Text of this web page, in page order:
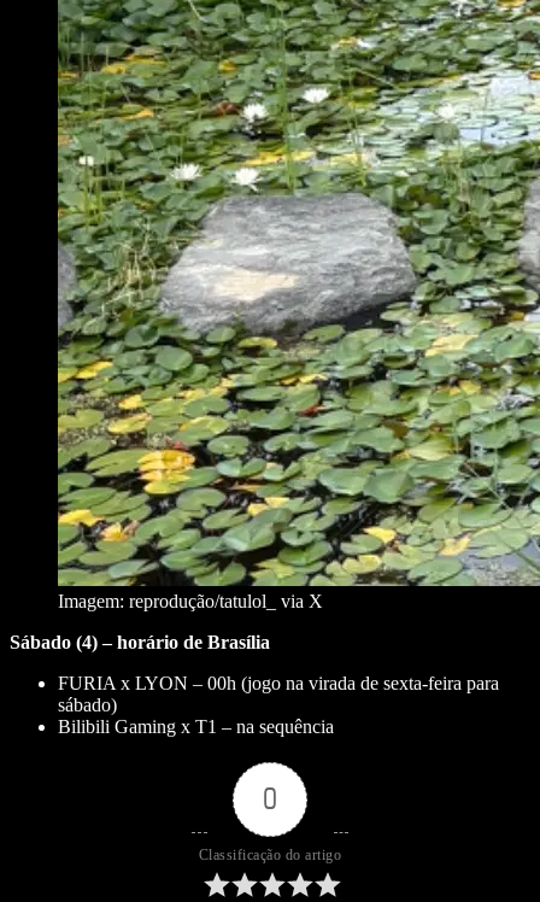
Imagem: reprodução/tatulol_ via X
Sábado (4) – horário de Brasília
FURIA x LYON – 00h (jogo na virada de sexta-feira para
sábado)
Bilibili Gaming x T1 – na sequência
0
Classificação do artigo